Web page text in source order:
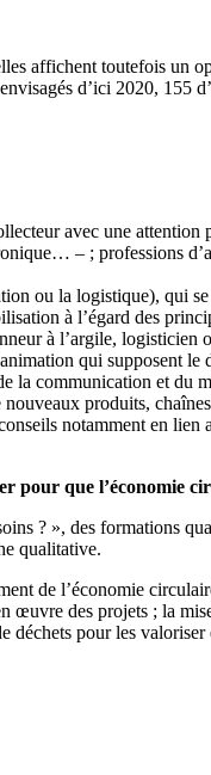
affichent toutefois un
d’ici 2020, 155
avec une attention
– ; professions
ou la logistique), qui
à l’égard des
à l’argile,
qui supposent le
la communication et du
produits,
notamment en lien
pour que l’économie
? », des formations
qualitative.
de l’économie
œuvre des projets ; la
pour les valoriser